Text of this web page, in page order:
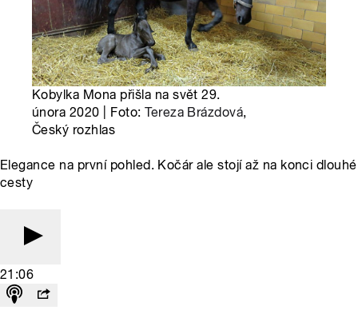
Kobylka Mona přišla na svět 29.
února 2020 | Foto:Tereza Brázdová,
Český rozhlas
Elegance na první pohled. Kočár ale stojí až na konci dlouhé
cesty
21:06